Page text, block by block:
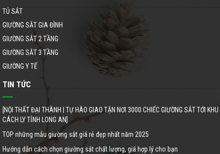
TỦ SẮT
GIƯỜNG SẮT GIA ĐÌNH
GIƯỜNG SẮT 2 TẦNG
GIƯỜNG SẮT 3 TẦNG
GIƯỜNG Y TẾ
TIN TỨC
[NỘI THẤT ĐẠI THÀNH | TỰ HÀO GIAO TẬN NƠI 3000 CHIẾC GIƯỜNG SẮT TỚI KHU
CÁCH LY TỈNH LONG AN]
TOP những mẫu giường sắt giá rẻ đẹp nhất năm 2025
Hướng dẫn cách chọn giường sắt chất lượng, giá hợp lý cho bạn